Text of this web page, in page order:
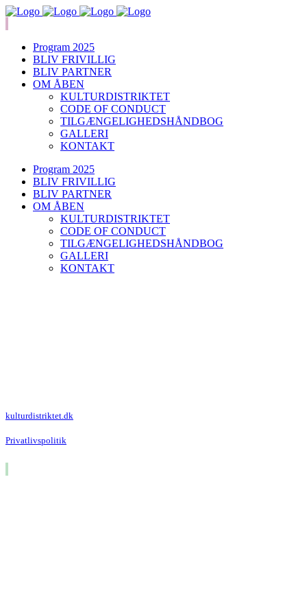
Program 2025
BLIV FRIVILLIG
BLIV PARTNER
OM ÅBEN
KULTURDISTRIKTET
CODE OF CONDUCT
TILGÆNGELIGHEDSHÅNDBOG
GALLERI
KONTAKT
Program 2025
BLIV FRIVILLIG
BLIV PARTNER
OM ÅBEN
KULTURDISTRIKTET
CODE OF CONDUCT
TILGÆNGELIGHEDSHÅNDBOG
GALLERI
KONTAKT
kulturdistriktet.dk
Privatlivspolitik